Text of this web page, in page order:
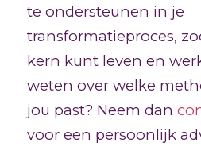
te ondersteunen in je
transformatieproces,
kern kunt leven en
weten over welke
jou past? Neem dan
voor een persoonlijk